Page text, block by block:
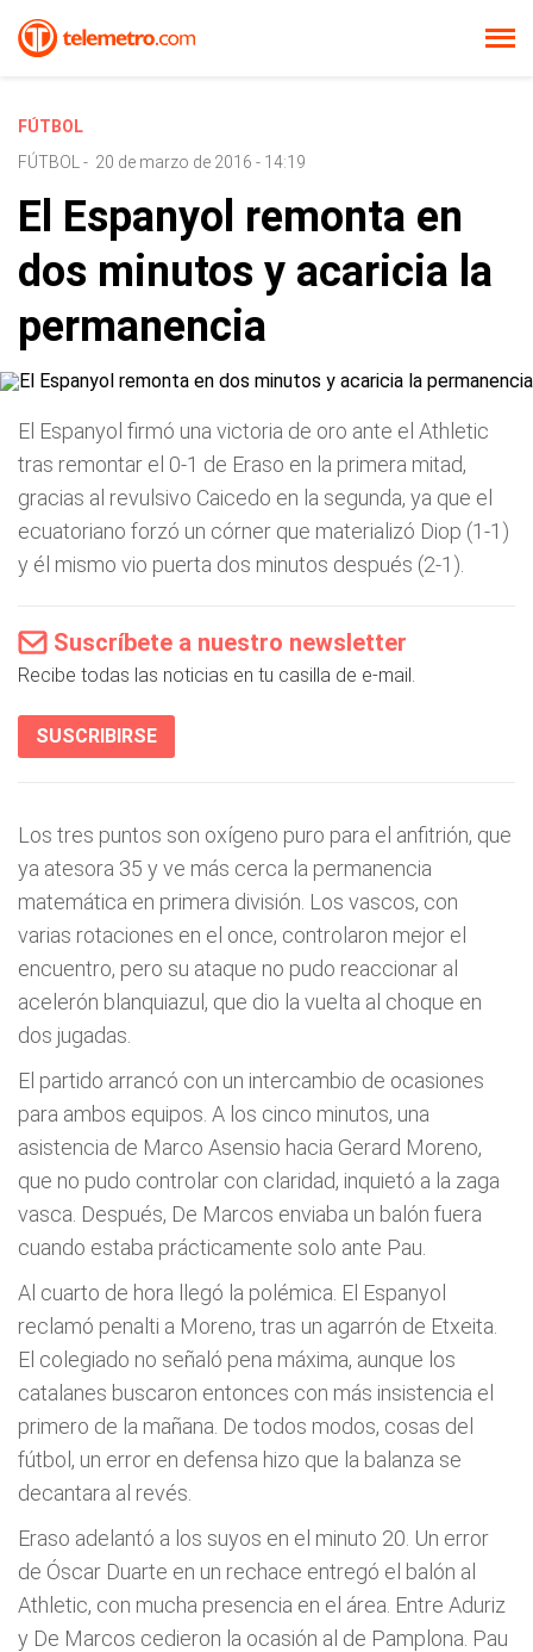
FÚTBOL
FÚTBOL
- 20 de marzo de 2016 - 14:19
El Espanyol remonta en
dos minutos y acaricia la
permanencia
El Espanyol firmó una victoria de oro ante el Athletic
tras remontar el 0-1 de Eraso en la primera mitad,
gracias al revulsivo Caicedo en la segunda, ya que el
ecuatoriano forzó un córner que materializó Diop (1-1)
y él mismo vio puerta dos minutos después (2-1).
Suscríbete a nuestro newsletter
Recibe todas las noticias en tu casilla de e-mail.
SUSCRIBIRSE
Los tres puntos son oxígeno puro para el anfitrión, que
ya atesora 35 y ve más cerca la permanencia
matemática en primera división. Los vascos, con
varias rotaciones en el once, controlaron mejor el
encuentro, pero su ataque no pudo reaccionar al
acelerón blanquiazul, que dio la vuelta al choque en
dos jugadas.
El partido arrancó con un intercambio de ocasiones
para ambos equipos. A los cinco minutos, una
asistencia de Marco Asensio hacia Gerard Moreno,
que no pudo controlar con claridad, inquietó a la zaga
vasca. Después, De Marcos enviaba un balón fuera
cuando estaba prácticamente solo ante Pau.
Al cuarto de hora llegó la polémica. El Espanyol
reclamó penalti a Moreno, tras un agarrón de Etxeita.
El colegiado no señaló pena máxima, aunque los
catalanes buscaron entonces con más insistencia el
primero de la mañana. De todos modos, cosas del
fútbol, un error en defensa hizo que la balanza se
decantara al revés.
Eraso adelantó a los suyos en el minuto 20. Un error
de Óscar Duarte en un rechace entregó el balón al
Athletic, con mucha presencia en el área. Entre Aduriz
y De Marcos cedieron la ocasión al de Pamplona. Pau